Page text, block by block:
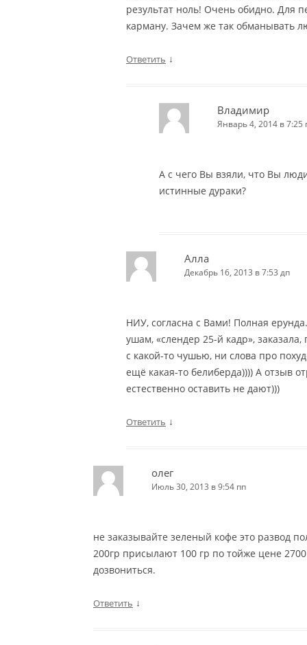
результат ноль! Очень обидно. Для
карману. Зачем же так обманывать
Ответить ↓
Владимир
Январь 4, 2014 в 7:25
А с чего Вы взяли, что Вы
истинные дураки?
Алла
Декабрь 16, 2013 в 7:53 дп
НИУ, согласна с Вами! Полная
ушам, «слендер 25-й кадр»,
с какой-то чушью, ни слова про
ещё какая-то белиберда)))) А отзыв
естественно оставить не дают)))
Ответить ↓
олег
Июль 30, 2013 в 9:54 пп
не заказывайте зеленый кофе это развод
200гр присылают 100 гр по тойже цене
дозвониться.
Ответить ↓